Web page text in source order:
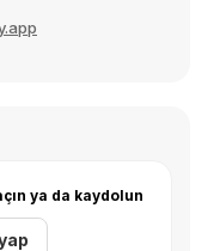
ya da kaydolun